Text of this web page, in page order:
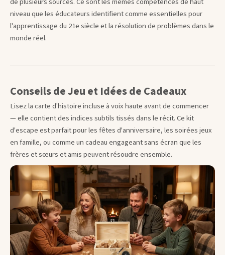
niveau que les éducateurs identifient comme essentielles pour
l'apprentissage du 21e siècle et la résolution de problèmes dans le
monde réel.
Conseils de Jeu et Idées de Cadeaux
Lisez la carte d'histoire incluse à voix haute avant de commencer
— elle contient des indices subtils tissés dans le récit. Ce kit
d'escape est parfait pour les fêtes d'anniversaire, les soirées jeux
en famille, ou comme un cadeau engageant sans écran que les
frères et sœurs et amis peuvent résoudre ensemble.